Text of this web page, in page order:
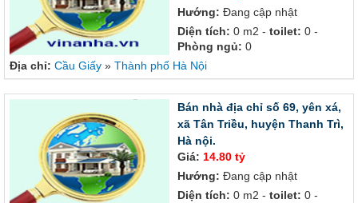
Hướng: Đang cập nhật
Diện tích: 0 m2 - toilet: 0 -
Phòng ngủ: 0
Địa chỉ: Cầu Giấy » Thành phố Hà Nội
Bán nhà địa chỉ số 69, yên xá,
xã Tân Triều, huyện Thanh Trì,
Hà nội.
Giá: 14.80 tỷ
Hướng: Đang cập nhật
Diện tích: 0 m2 - toilet: 0 -